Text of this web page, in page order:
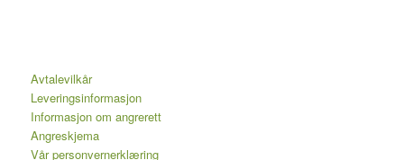
Avtalevilkår
Leveringsinformasjon
Informasjon om angrerett
Angreskjema
Vår personvernerklæring